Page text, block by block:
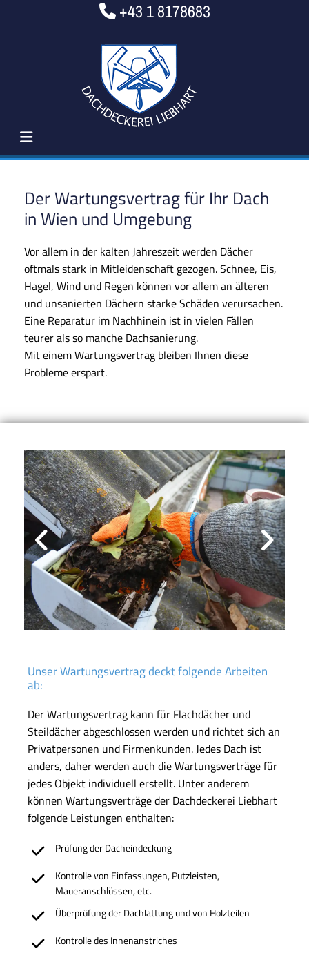
 +43 1 8178683
Der Wartungsvertrag für Ihr Dach
in Wien und Umgebung
Vor allem in der kalten Jahreszeit werden Dächer
oftmals stark in Mitleidenschaft gezogen. Schnee, Eis,
Hagel, Wind und Regen können vor allem an älteren
und unsanierten Dächern starke Schäden verursachen.
Eine Reparatur im Nachhinein ist in vielen Fällen
teurer als so manche Dachsanierung.
Mit einem Wartungsvertrag bleiben Ihnen diese
Probleme erspart.
Unser Wartungsvertrag deckt folgende Arbeiten
ab:
Der Wartungsvertrag kann für Flachdächer und
Steildächer abgeschlossen werden und richtet sich an
Privatpersonen und Firmenkunden. Jedes Dach ist
anders, daher werden auch die Wartungsverträge für
jedes Objekt individuell erstellt. Unter anderem
können Wartungsverträge der Dachdeckerei Liebhart
folgende Leistungen enthalten:
Prüfung der Dacheindeckung
Kontrolle von Einfassungen, Putzleisten,
Maueranschlüssen, etc.
Überprüfung der Dachlattung und von Holzteilen
Kontrolle des Innenanstriches